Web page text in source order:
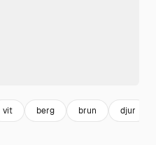
vit berg brun djur